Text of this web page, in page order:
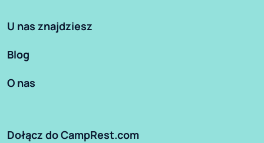
U nas znajdziesz
Blog
O nas
Dołącz do CampRest.com